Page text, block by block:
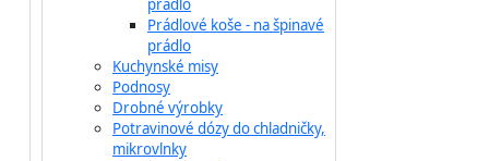
prádlo
Prádlové koše - na špinavé
prádlo
Kuchynské misy
Podnosy
Drobné výrobky
Potravinové dózy do chladničky,
mikrovlnky